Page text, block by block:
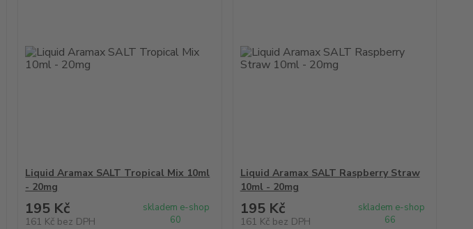
Liquid Aramax SALT Tropical Mix 10ml
- 20mg
195 Kč
161 Kč bez DPH
skladem e-shop
60
Liquid Aramax SALT Raspberry Straw
10ml - 20mg
195 Kč
161 Kč bez DPH
skladem e-shop
66